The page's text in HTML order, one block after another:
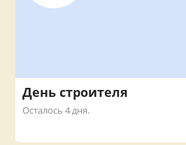
День строителя
Осталось 4 дня.